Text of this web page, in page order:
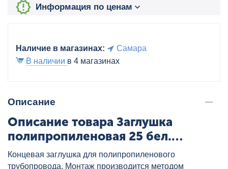
Информация по ценам
Наличие в магазинах:
Самара
В наличии в 4 магазинах
Описание
Описание товара Заглушка
полипропиленовая 25 бел.
VALTEC, артикул: VTp.790.0.025
Концевая заглушка для полипропиленового
трубопровода. Монтаж производится методом